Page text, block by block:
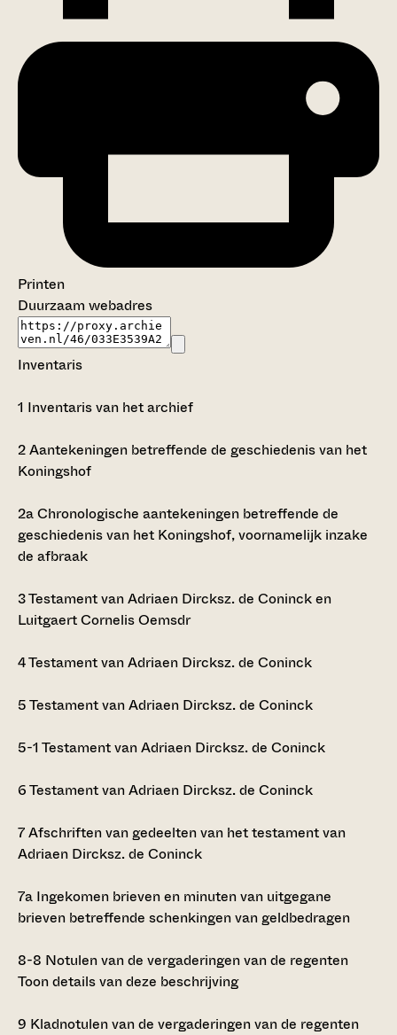
Printen
Duurzaam webadres
Inventaris
1 Inventaris van het archief
2Aantekeningen betreffende de geschiedenis van het
Koningshof
2aChronologische aantekeningen betreffende de
geschiedenis van het Koningshof, voornamelijk inzake
de afbraak
3Testament van Adriaen Dircksz. de Coninck en
Luitgaert Cornelis Oemsdr
4Testament van Adriaen Dircksz. de Coninck
5Testament van Adriaen Dircksz. de Coninck
5-1 Testament van Adriaen Dircksz. de Coninck
6Testament van Adriaen Dircksz. de Coninck
7Afschriften van gedeelten van het testament van
Adriaen Dircksz. de Coninck
7a Ingekomen brieven en minuten van uitgegane
brieven betreffende schenkingen van geldbedragen
8-8 Notulen van de vergaderingen van de regenten
Toon details van deze beschrijving
9 Kladnotulen van de vergaderingen van de regenten